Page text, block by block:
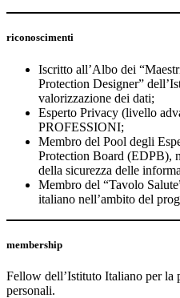
riconoscimenti
Iscritto all’Albo dei
Protection Designer”
valorizzazione dei dati;
Esperto Privacy (livello
PROFESSIONI;
Membro del Pool degli
Protection Board (EDPB),
della sicurezza delle
Membro del “Tavolo
italiano nell’ambito del
membership
Fellow dell’Istituto Italiano per la
personali.